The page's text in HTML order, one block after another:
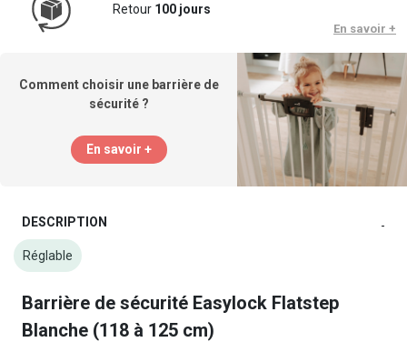
Retour 100 jours
En savoir +
Comment choisir une barrière de
sécurité ?
En savoir +
DESCRIPTION -
Réglable
Barrière de sécurité Easylock Flatstep
Blanche (118 à 125 cm)